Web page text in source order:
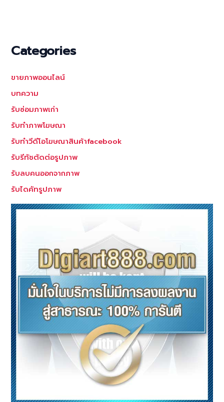
Categories
ขายภาพออนไลน์
บทความ
รับซ่อมภาพเก่า
รับทำภาพโฆษณา
รับทำวีดีโอโฆษณาสินค้าfacebook
รับรีทัชตัดต่อรูปภาพ
รับลบคนออกจากภาพ
รับไดคัทรูปภาพ